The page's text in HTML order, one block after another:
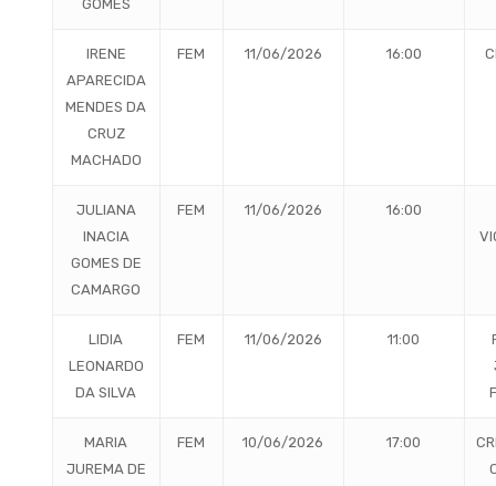
GOMES
IRENE
APARECIDA
MENDES DA
CRUZ
MACHADO
FEM 11/06/2026 16:00
JULIANA
INACIA
GOMES DE
CAMARGO
FEM 11/06/2026
16:00
LIDIA
LEONARDO
DA SILVA
FEM 11/06/2026 11:00
MARIA
JUREMA DE
FEM 10/06/2026 17:00